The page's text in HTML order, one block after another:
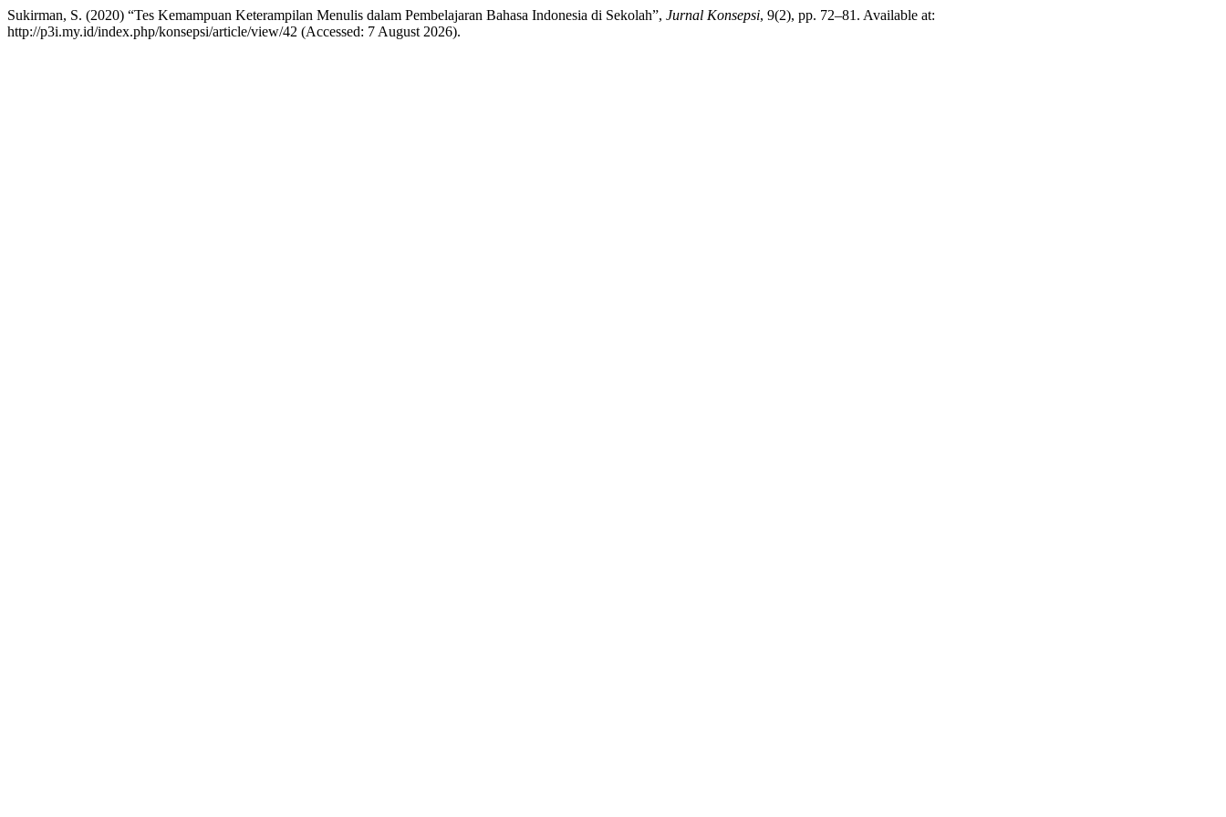
Sukirman, S. (2020) “Tes Kemampuan Keterampilan Menulis dalam Pembelajaran Bahasa Indonesia di Sekolah”, Jurnal Konsepsi, 9(2), pp. 72–81. Available at:
http://p3i.my.id/index.php/konsepsi/article/view/42 (Accessed: 7 August 2026).